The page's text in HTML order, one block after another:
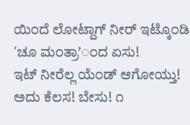
ಯಿಂದೆ ಲೋಟ್ದಾಗ್ ನೀರ್ ಇಟ್ಕೊಂಡಿ
‘ಚೂ ಮಂತ್ರಾ’ಂದ ಏಸು!
ಇಟ್ ನೀರೆಲ್ಲ ಯೆಂಡ್ ಆಗೋಯ್ತು!
ಅದು ಕೆಲಸ! ಬೇಸು! ೧